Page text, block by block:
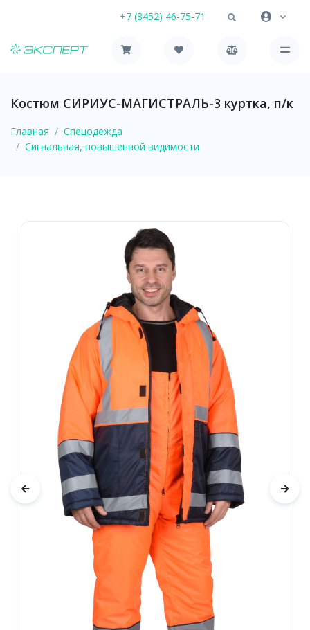
+7 (8452) 46-75-71
Костюм СИРИУС-МАГИСТРАЛЬ-3 куртка, п/к
Главная
Спецодежда
Сигнальная, повышенной видимости